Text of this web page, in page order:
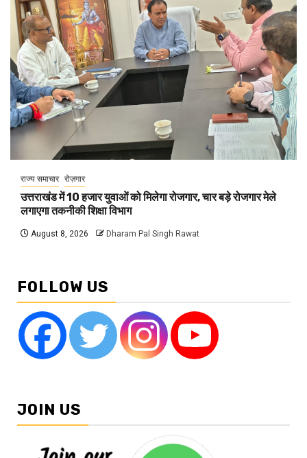
राज्य समाचार रोज़गार
उत्तराखंड में 10 हजार युवाओं को मिलेगा रोजगार, चार बड़े रोजगार मेले
लगाएगा तकनीकी शिक्षा विभाग
August 8, 2026 Dharam Pal Singh Rawat
FOLLOW US
JOIN US